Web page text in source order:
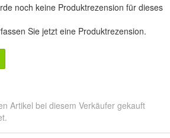
noch keine Produktrezension für dieses
Sie jetzt eine Produktrezension.
Artikel bei diesem Verkäufer gekauft